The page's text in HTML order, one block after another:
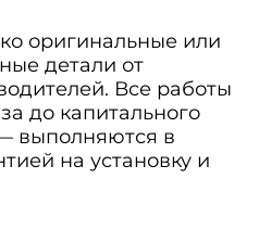
оригинальные или
детали от
Все работы
до капитального
выполняются в
на установку и